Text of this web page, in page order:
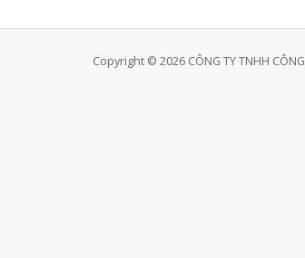
Copyright © 2026 CÔNG TY TNHH